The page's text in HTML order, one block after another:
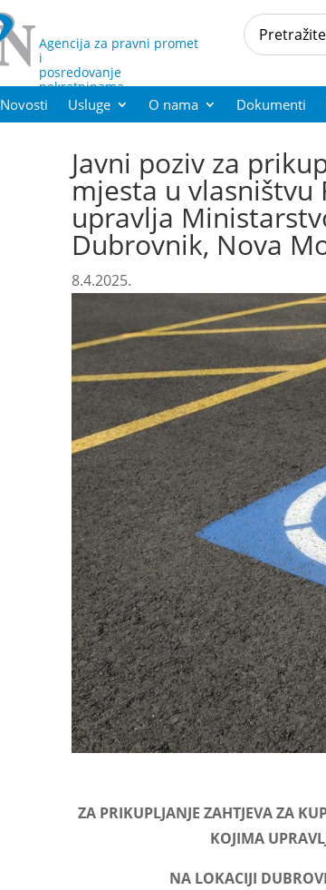
Agencija za pravni promet
i
posredovanje
nekretninama
Novosti Usluge O nama Dokumenti
Javni poziv za
mjesta u vlasništvu
upravlja
Dubrovnik, Nova
8.4.2025.
ZA PRIKUPLJANJE ZAHTJEVA ZA
KOJIMA
NA LOKACIJI